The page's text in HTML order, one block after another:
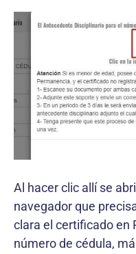
Al hacer clic allí se
navegador que
clara el certificado en
número de cédula,